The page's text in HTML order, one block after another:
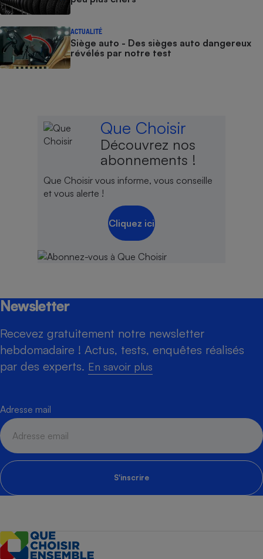
ACTUALITÉ
Siège auto - Des sièges auto dangereux
révélés par notre test
Que Choisir
Découvrez nos
abonnements !
Que Choisir vous informe, vous conseille
et vous alerte !
Cliquez ici
Newsletter
Recevez gratuitement notre newsletter
hebdomadaire ! Actus, tests, enquêtes réalisés
par des experts. En savoir plus
Adresse mail
S'inscrire